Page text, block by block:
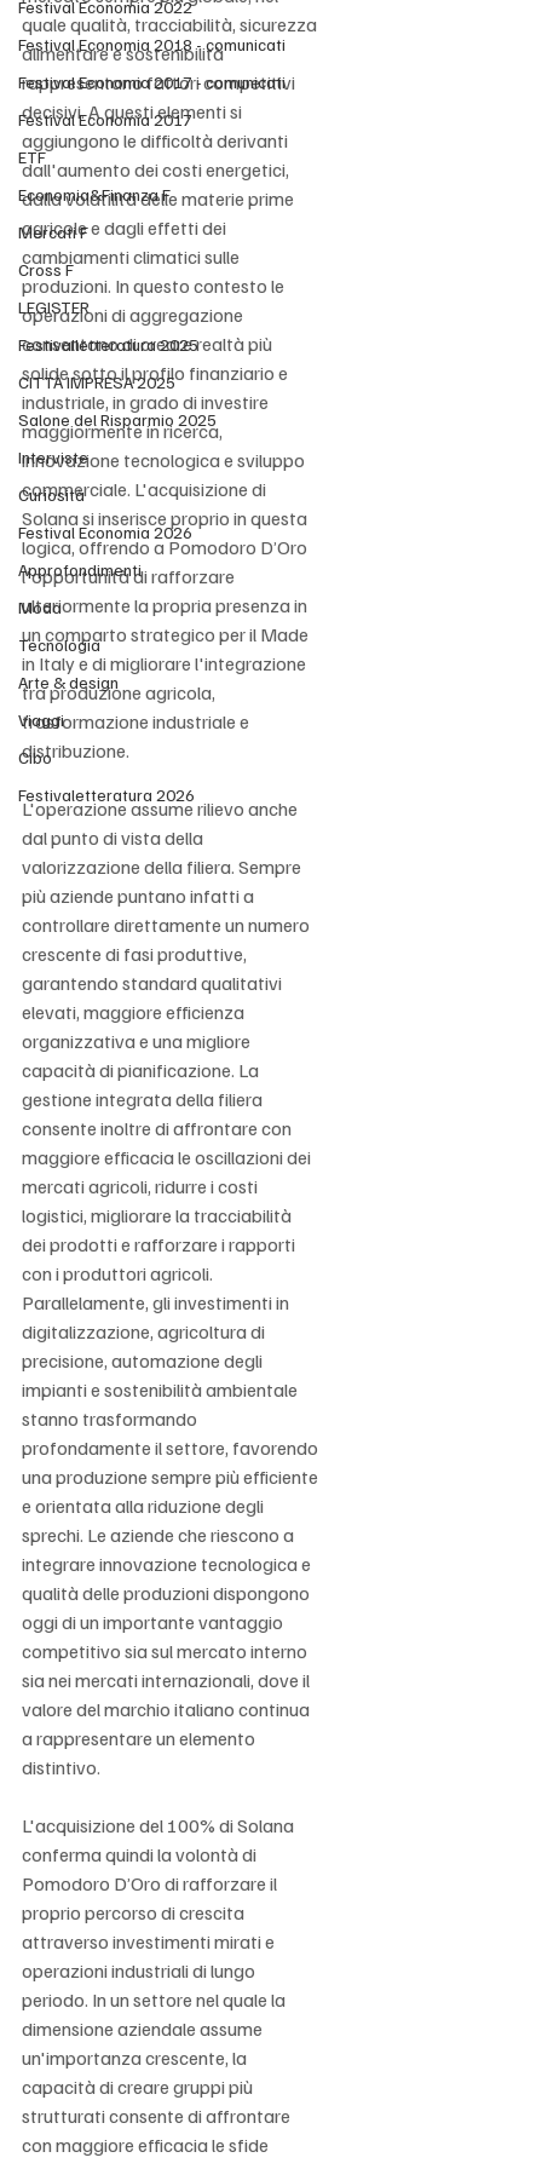
Festival Economia 2022
Festival Economia 2018 - comunicati
Festival Economia 2017 - comunicati
Festival Economia 2017
ETF
Economia&Finanza F
Mercati F
Cross F
LEGISTER
Festivalletteratura 2025
CITTÀ IMPRESA 2025
Salone del Risparmio 2025
Interviste
Curiosità
Festival Economia 2026
Approfondimenti
Moda
Tecnologia
Arte & design
Viaggi
Cibo
Festivaletteratura 2026
quale qualità, tracciabilità, sicurezza
alimentare e sostenibilità
rappresentano fattori competitivi
decisivi. A questi elementi si
aggiungono le difficoltà derivanti
dall'aumento dei costi energetici,
dalla volatilità delle materie prime
agricole e dagli effetti dei
cambiamenti climatici sulle
produzioni. In questo contesto le
operazioni di aggregazione
consentono di creare realtà più
solide sotto il profilo finanziario e
industriale, in grado di investire
maggiormente in ricerca,
innovazione tecnologica e sviluppo
commerciale. L'acquisizione di
Solana si inserisce proprio in questa
logica, offrendo a Pomodoro D’Oro
l'opportunità di rafforzare
ulteriormente la propria presenza in
un comparto strategico per il Made
in Italy e di migliorare l'integrazione
tra produzione agricola,
trasformazione industriale e
distribuzione.
L'operazione assume rilievo anche
dal punto di vista della
valorizzazione della filiera. Sempre
più aziende puntano infatti a
controllare direttamente un numero
crescente di fasi produttive,
garantendo standard qualitativi
elevati, maggiore efficienza
organizzativa e una migliore
capacità di pianificazione. La
gestione integrata della filiera
consente inoltre di affrontare con
maggiore efficacia le oscillazioni dei
mercati agricoli, ridurre i costi
logistici, migliorare la tracciabilità
dei prodotti e rafforzare i rapporti
con i produttori agricoli.
Parallelamente, gli investimenti in
digitalizzazione, agricoltura di
precisione, automazione degli
impianti e sostenibilità ambientale
stanno trasformando
profondamente il settore, favorendo
una produzione sempre più efficiente
e orientata alla riduzione degli
sprechi. Le aziende che riescono a
integrare innovazione tecnologica e
qualità delle produzioni dispongono
oggi di un importante vantaggio
competitivo sia sul mercato interno
sia nei mercati internazionali, dove il
valore del marchio italiano continua
a rappresentare un elemento
distintivo.
L'acquisizione del 100% di Solana
conferma quindi la volontà di
Pomodoro D’Oro di rafforzare il
proprio percorso di crescita
attraverso investimenti mirati e
operazioni industriali di lungo
periodo. In un settore nel quale la
dimensione aziendale assume
un'importanza crescente, la
capacità di creare gruppi più
strutturati consente di affrontare
con maggiore efficacia le sfide